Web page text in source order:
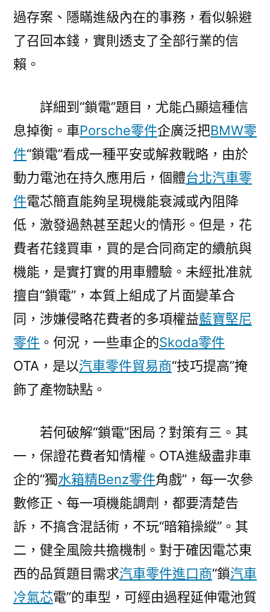
過存案、隱瞞進級內在的事務，看似躲避
了召回本錢，實則透支了全部行業的信
賴。
詳細到“鎖電”題目，尤能凸顯這種信
息掉衡。車Porsche零件企廣泛把BMW零
件“鎖電”看成一種平安或解救戰略，由於
動力電池在持久應用后，個體台北汽車零
件電芯簡直能夠呈現機能衰減或內阻降
低，激發過熱甚至起火的情形。但是，花
費者花錢買車，買的是合同商定的續航與
機能，是實打實的用車體驗。未經批准就
擅自“鎖電”，本質上組成了片面變革合
同，涉嫌侵略花費者的多項權益藍寶堅尼
零件 。何況，一些車企的Skoda零件
OTA，是以汽車零件貿易商“技巧提高”掩
飾了產物缺點。
若何破解“鎖電”困局？對策有三。其
一，保證花費者知情權。OTA進級盡非車
企的“獨水箱精Benz零件角戲”，每一次參
數修正、每一項機能調劑，都要清楚告
訴，不搞含混話術，不玩“暗箱操縱”。其
二，健全風險共擔機制。對于確因電芯東
西的品質題目需求汽車零件進口商“鎖汽車
冷氣芯電”的車型，可經由過程延伸電池質